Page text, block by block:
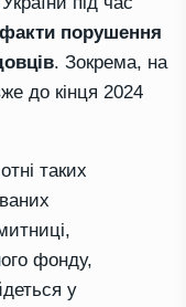
порушення
. Зокрема, на
до кінця 2024
таких
фонду,
у